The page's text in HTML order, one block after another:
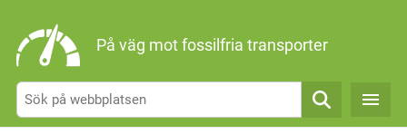
På väg mot fossilfria transporter
Sök